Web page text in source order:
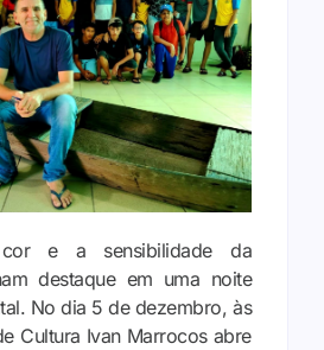
e a sensibilidade da
destaque em uma noite
No dia 5 de dezembro, às
Cultura Ivan Marrocos abre